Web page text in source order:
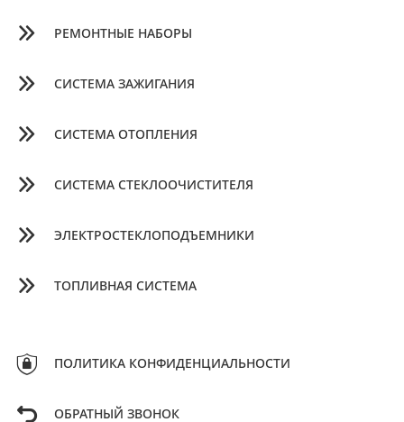
РЕМОНТНЫЕ НАБОРЫ
СИСТЕМА ЗАЖИГАНИЯ
СИСТЕМА ОТОПЛЕНИЯ
СИСТЕМА СТЕКЛООЧИСТИТЕЛЯ
ЭЛЕКТРОСТЕКЛОПОДЪЕМНИКИ
ТОПЛИВНАЯ СИСТЕМА
ПОЛИТИКА КОНФИДЕНЦИАЛЬНОСТИ
ОБРАТНЫЙ ЗВОНОК